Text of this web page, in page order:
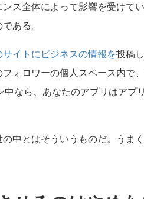
ス全体によって影響を受けて
ある。
イトにビジネスの情報を投稿
ォロワーの個人スペース内で
なら、あなたのアプリはアプ
中とはそういうものだ。うま